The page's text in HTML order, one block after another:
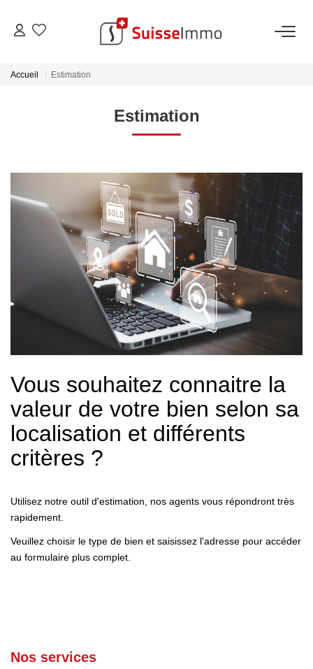
VENDRE
Estimer Votre Bien En Ligne
Consultez Les Avis Clients
Consultez Nos Dernières Ventes
LOUER
Confiez-Nous La Recherche De Votre Location
FAIRE GÉRER
Accueil Estimation
Estimation
Vous souhaitez connaitre la
valeur de votre bien selon sa
localisation et différents
critères ?
Utilisez notre outil d'estimation, nos agents vous répondront très
rapidement.
Veuillez choisir le type de bien et saisissez l'adresse pour accéder
au formulaire plus complet.
Nos services